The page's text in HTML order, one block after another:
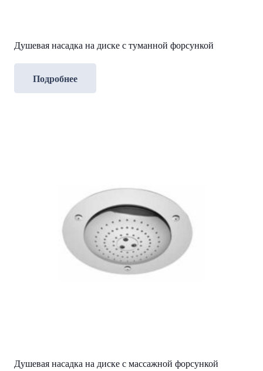
Душевая насадка на диске с туманной форсункой
Подробнее
Душевая насадка на диске с массажной форсункой